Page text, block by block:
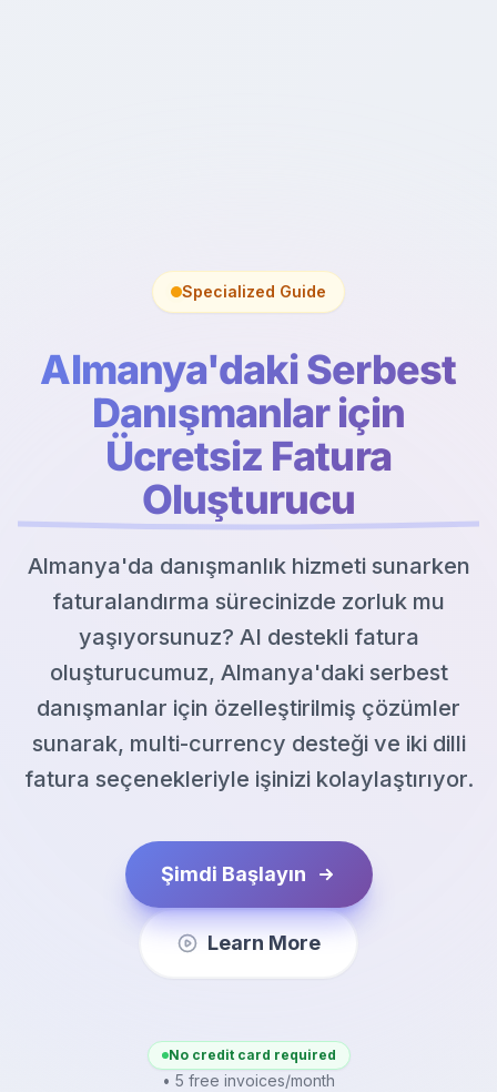
Specialized Guide
Almanya'daki Serbest
Danışmanlar için
Ücretsiz Fatura
Oluşturucu
Almanya'da danışmanlık hizmeti sunarken
faturalandırma sürecinizde zorluk mu
yaşıyorsunuz? AI destekli fatura
oluşturucumuz, Almanya'daki serbest
danışmanlar için özelleştirilmiş çözümler
sunarak, multi-currency desteği ve iki dilli
fatura seçenekleriyle işinizi kolaylaştırıyor.
Şimdi Başlayın
Learn More
No credit card required
• 5 free invoices/month